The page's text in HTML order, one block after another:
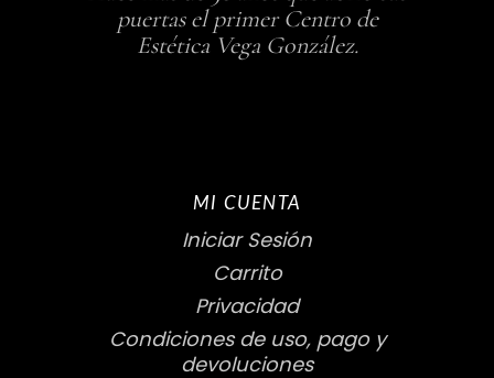
puertas el primer Centro de
Estética Vega González.
MI CUENTA
Iniciar Sesión
Carrito
Privacidad
Condiciones de uso, pago y
devoluciones